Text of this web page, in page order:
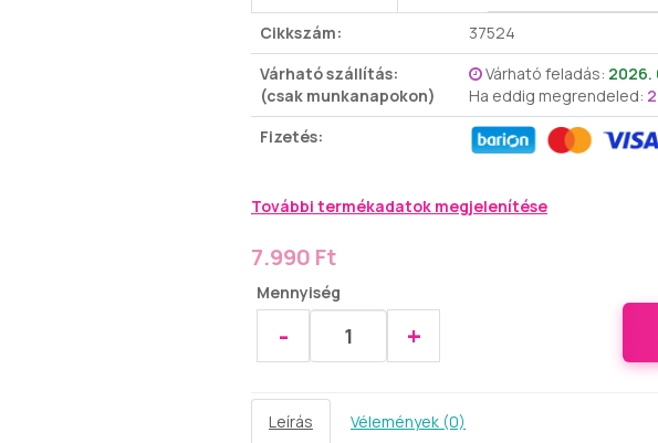
Cikkszám:
37524
Várható szállítás:
(csak munkanapokon)
Várható feladás: 2026.
Ha eddig megrendeled:
Fizetés:
További termékadatok megjelenítése
7.990 Ft
Mennyiség
- +
Leírás
Vélemények (0)